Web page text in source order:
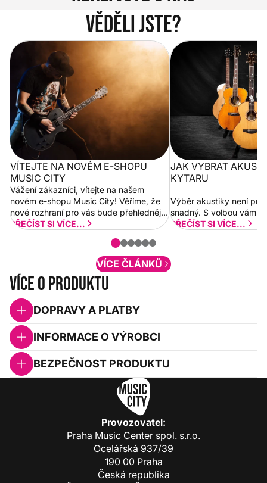
Věděli jste?
Vítejte na novém e-shopu Music
City
VÍTEJTE NA NOVÉM E-SHOPU
MUSIC CITY
Vážení zákazníci, vítejte na našem
novém e-shopu Music City! Věříme, že
nové rozhraní pro vás bude přehlednější
a rychlejší. Postupně budeme přidávat
PŘEČÍST SI VÍCE...
Jak vybrat
JAK VYBRAT
KYTARU
Výběr akustiky není pro
snadný. S volbou vám
PŘEČÍST SI VÍCE...
VÍCE ČLÁNKŮ
Více o produktu
DOPRAVY A PLATBY
INFORMACE O VÝROBCI
BEZPEČNOST PRODUKTU
Provozovatel:
Praha Music Center spol. s.r.o.
Ocelářská 937/39
190 00 Praha
Česká republika